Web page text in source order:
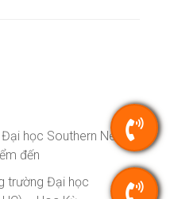
học Southern New
đến
trường Đại học